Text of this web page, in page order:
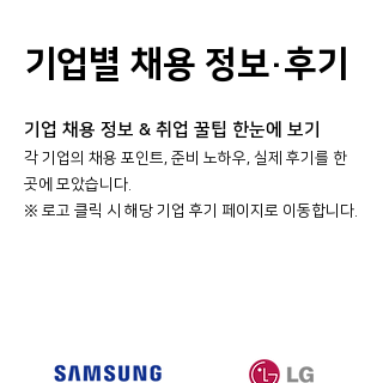
기업별 채용 정보·후기
기업 채용 정보 & 취업 꿀팁 한눈에 보기
각 기업의 채용 포인트, 준비 노하우, 실제 후기를 한
곳에 모았습니다.
​※ 로고 클릭 시 해당 기업 후기 페이지로 이동합니다.